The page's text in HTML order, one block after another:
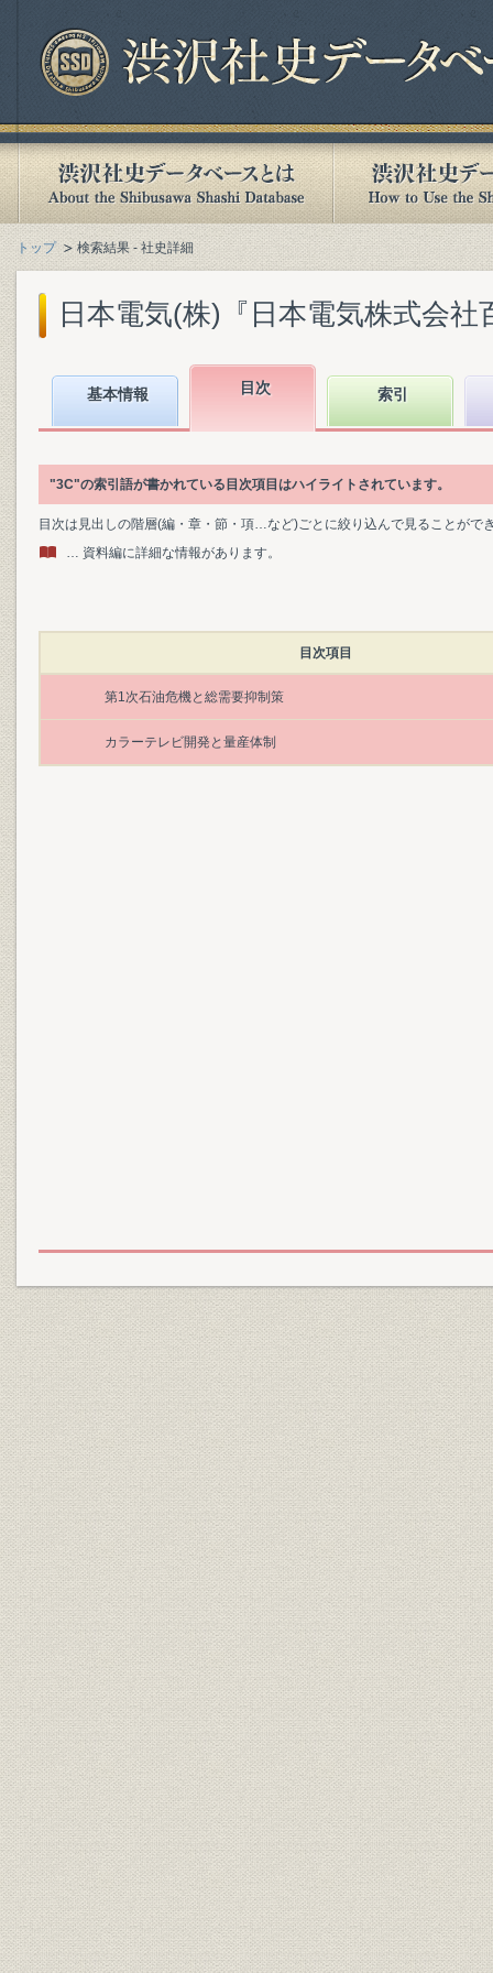
トップ 検索結果 - 社史詳細
日本電気(株)『日本電気株式会社
基本情報 目次 索引
"3C"の索引語が書かれている目次項目はハイライトされています。
目次は見出しの階層(編・章・節・項…など)ごとに絞り込んで見ることがで
… 資料編に詳細な情報があります。
目次項目
第1次石油危機と総需要抑制策
カラーテレビ開発と量産体制